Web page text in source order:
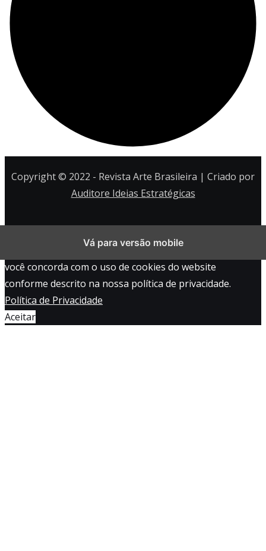
Copyright © 2022 - Revista Arte Brasileira | Criado por
Auditore Ideias Estratégicas
Vá para versão mobile
usuário e analisar o tráfego do site. Ao clicar em “Aceitar“,
você concorda com o uso de cookies do website
conforme descrito na nossa política de privacidade.
Política de Privacidade
Aceitar